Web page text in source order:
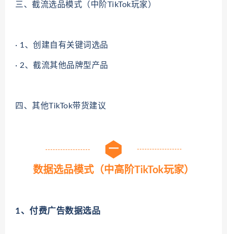
三、截流选品模式（中阶TikTok玩家）
· 1、创建自有关键词选品
· 2、截流其他品牌型产品
四、其他TikTok带货建议
一
数据选品模式（中高阶TikTok玩家）
1、付费广告数据选品